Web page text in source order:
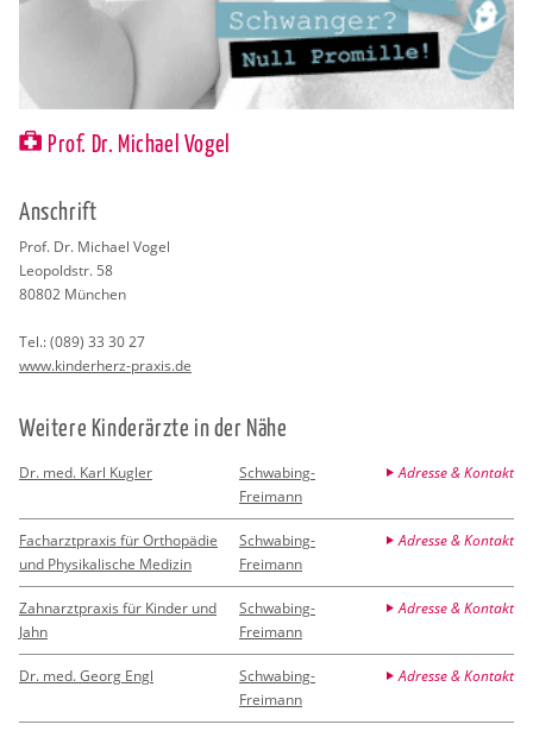
Prof. Dr. Michael Vogel
An­schrift
Prof. Dr. Mi­cha­el Vogel
Leo­pold­str. 58
80802 Mün­chen
Tel.:(089) 33 30 27
www.​kinderherz-​praxis.​de
Wei­te­re Kin­der­ärz­te in der Nähe
Dr. med. Karl Kugler
Schwabing-
Freimann
Adresse & Kontakt
Facharztpraxis für Orthopädie
und Physikalische Medizin
Schwabing-
Freimann
Adresse & Kontakt
Zahnarztpraxis für Kinder und
Jahn
Schwabing-
Freimann
Adresse & Kontakt
Dr. med. Georg Engl
Schwabing-
Freimann
Adresse & Kontakt